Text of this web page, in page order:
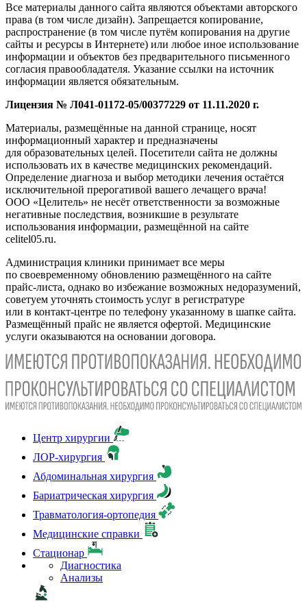
Все материалы данного сайта являются объектами авторского
права (в том числе дизайн). Запрещается копирование,
распространение (в том числе путём копирования на другие
сайты и ресурсы в Интернете) или любое иное использование
информации и объектов без предварительного письменного
согласия правообладателя. Указание ссылки на источник
информации является обязательным.
Лицензия № Л041-01172-05/00377229 от 11.11.2020 г.
Материалы, размещённые на данной странице, носят
информационный характер и предназначены
для образовательных целей. Посетители сайта не должны
использовать их в качестве медицинских рекомендаций.
Определение диагноза и выбор методики лечения остаётся
исключительной прерогативой вашего лечащего врача!
ООО «Целитель» не несёт ответственности за возможные
негативные последствия, возникшие в результате
использования информации, размещённой на сайте
celitel05.ru.
Администрация клиники принимает все меры
по своевременному обновлению размещённого на сайте
прайс-листа, однако во избежание возможных недоразумений,
советуем уточнять стоимость услуг в регистратуре
или в контакт-центре по телефону указанному в шапке сайта.
Размещённый прайс не является офертой. Медицинские
услуги оказываются на основании договора.
Центр хирургии
ЛОР-хирургия
Абдоминальная хирургия
Бариатрическая хирургия
Травматология-ортопедия
Медицинские справки
Стационар
Диагностика
Анализы